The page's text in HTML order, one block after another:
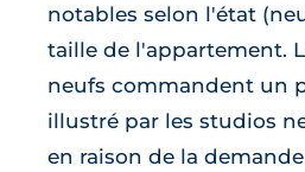
notables selon l'état
taille de l'appartement.
neufs commandent un
illustré par les studios
en raison de la